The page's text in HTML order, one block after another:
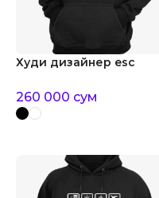
Худи дизайнер esc
260 000 сум